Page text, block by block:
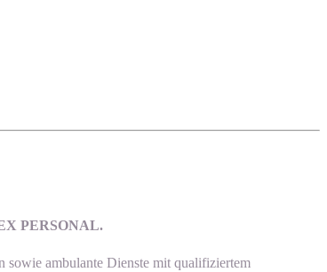
PERSONAL.
sowie ambulante Dienste mit qualifiziertem